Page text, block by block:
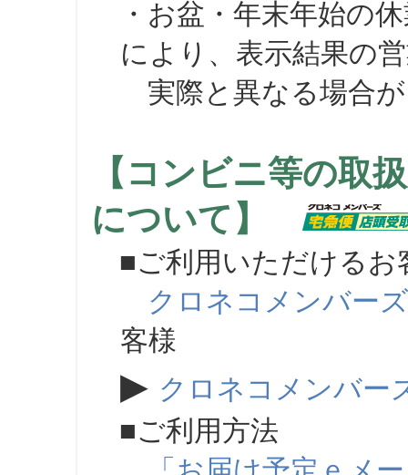
・お盆・年末年始の
により、表示結果の
実際と異なる場合が
【コンビニ等の取
について】
■ご利用いただけるお
クロネコメンバーズ
客様
▶ クロネコメンバー
■ご利用方法